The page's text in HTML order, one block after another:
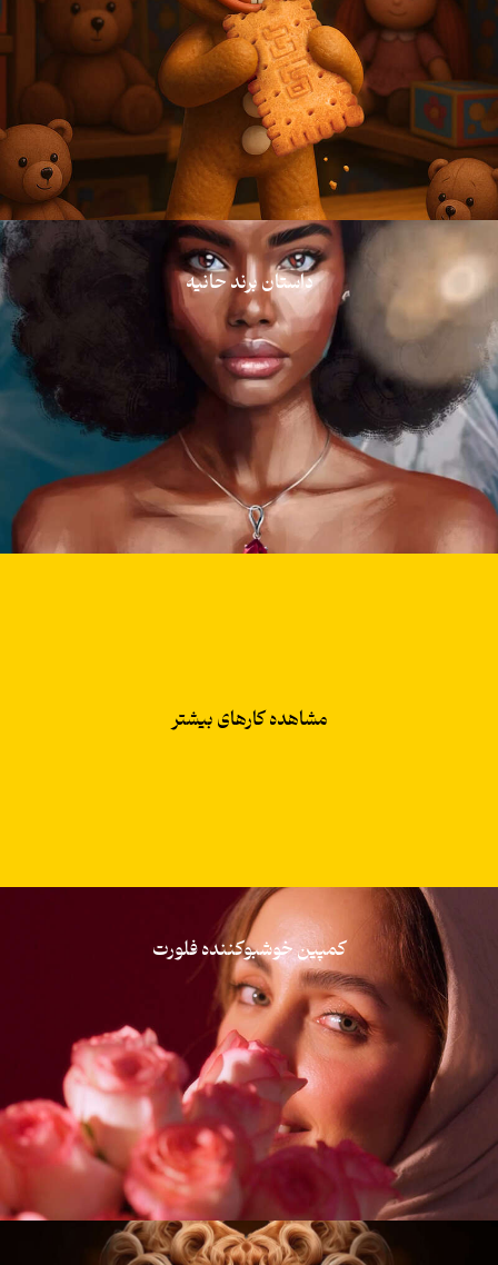
داستان برند حانیه
مشاهده کارهای بیشتر
کمپین خوشبوکننده فلورت